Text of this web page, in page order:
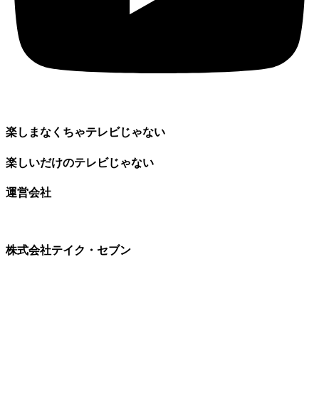
楽しまなくちゃテレビじゃない
楽しいだけのテレビじゃない
運営会社
株式会社テイク・セブン